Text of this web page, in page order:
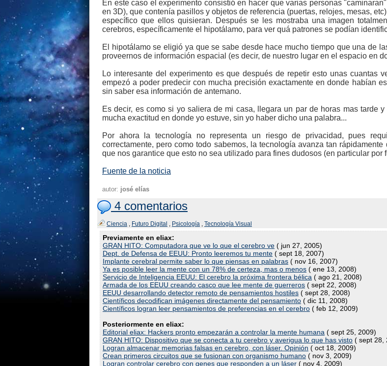
En este caso el experimento consistió en hacer que varias personas
en 3D), que contenía pasillos y objetos de referencia (puertas, relojes, mesas,
específico que ellos quisieran. Después se les mostraba una imagen
cerebros, específicamente el hipotálamo, para ver quá patrones se podían
El hipotálamo se eligió ya que se sabe desde hace mucho tiempo que una de
proveernos de información espacial (es decir, de nuestro lugar en el espacio en
Lo interesante del experimento es que después de repetir esto unas cuantas
empezó a poder predecir con mucha precisión exactamente en donde habían
sin saber esa información de antemano.
Es decir, es como si yo saliera de mi casa, llegara un par de horas mas tarde
mucha exactitud en donde yo estuve, sin yo haber dicho una palabra...
Por ahora la tecnología no representa un riesgo de privacidad, pues
correctamente, pero como todo sabemos, la tecnología avanza tan
que nos garantice que esto no sea utilizado para fines dudosos (en particular por
Fuente de la noticia
autor: josé elías
4 comentarios
Ciencia , Futuro Digital , Psicología , Tecnología Visual
Previamente en eliax:
GRAN HITO: Computadora que ve lo que el cerebro ve ( jun 27, 2005)
Dept. de Defensa de EEUU: Pronto leeremos tu mente ( sept 18, 2007)
Implante cerebral permite saber lo que piensas en palabras ( nov 16, 2007)
Ya es posible leer la mente con un 78% de certeza, mas o menos ( ene 13, 2008)
Servicio de Inteligencia EEUU: El cerebro la próxima frontera bélica ( ago 21, 2008)
Armada de los EEUU creando casco que lee mente de guerreros ( sept 22, 2008)
EEUU desarrollando detector remoto de pensamientos hostiles ( sept 28, 2008)
Científicos decodifican imágenes directamente del pensamiento ( dic 11, 2008)
Científicos logran leer pensamientos de preferencias en el cerebro ( feb 12, 2009)
Posteriormente en eliax:
Editorial eliax: Hackers pronto empezarán a controlar la mente humana ( sept 25, 2009)
GRAN HITO: Dispositivo que se conecta a tu cerebro y averigua lo que has visto ( sept 28,
Logran almacenar memorias falsas en cerebro, con láser. Opinión ( oct 18, 2009)
Crean primeros circuitos que se fusionan con organismo humano ( nov 3, 2009)
Logran controlar cerebro con genes que responden a un láser ( nov 4, 2009)